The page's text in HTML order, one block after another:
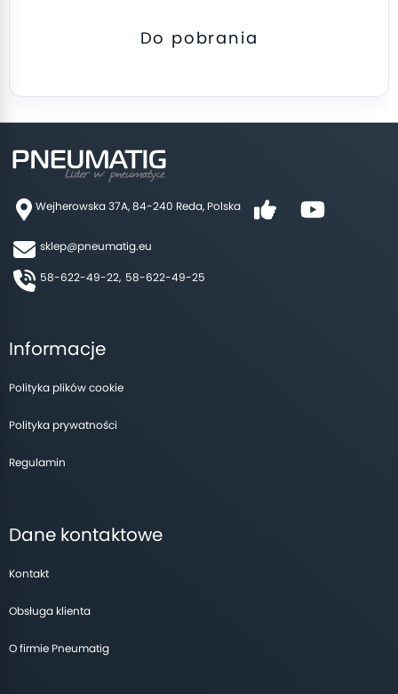
Do pobrania
Wejherowska 37A, 84-240 Reda, Polska
sklep@pneumatig.eu
58-622-49-22, 58-622-49-25
Informacje
Polityka plików cookie
Polityka prywatności
Regulamin
Dane kontaktowe
Kontakt
Obsługa klienta
O firmie Pneumatig